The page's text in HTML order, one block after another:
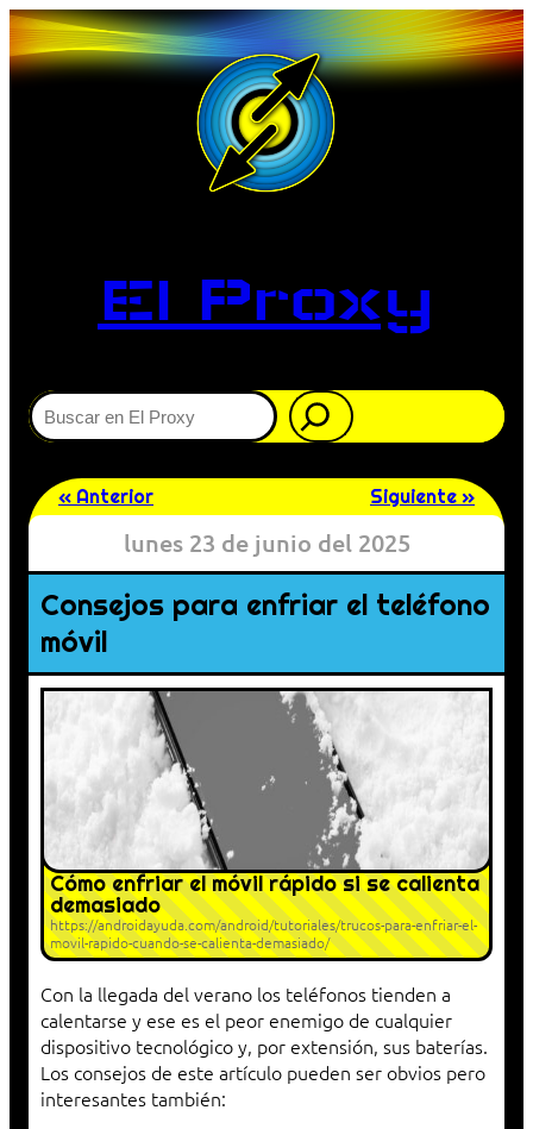
El Proxy
Buscar
« Anterior Siguiente »
lunes 23 de junio del 2025
Consejos para enfriar el teléfono
móvil
Cómo enfriar el móvil rápido si se calienta
demasiado
https://androidayuda.com/android/tutoriales/trucos-para-enfriar-el-
movil-rapido-cuando-se-calienta-demasiado/
Con la llegada del verano los teléfonos tienden a
calentarse y ese es el peor enemigo de cualquier
dispositivo tecnológico y, por extensión, sus baterías.
Los consejos de este artículo pueden ser obvios pero
interesantes también: